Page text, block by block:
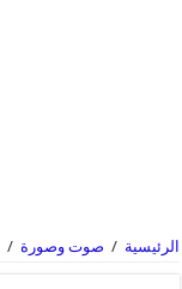
الرئيسية / صوت وصورة /